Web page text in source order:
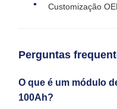
Customização
Perguntas
O que é um módulo
100Ah?